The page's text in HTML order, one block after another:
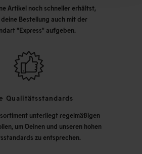
Artikel noch schneller erhältst,
Bestellung auch mit der
"Express" aufgeben.
Qualitätsstandards
unterliegt regelmäßigen
um Deinen und unseren hohen
zu entsprechen.